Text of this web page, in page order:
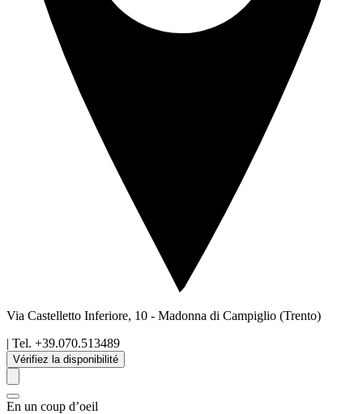
Via Castelletto Inferiore, 10 - Madonna di Campiglio (Trento)
| Tel. +39.070.513489
Vérifiez la disponibilité
En un coup d’oeil